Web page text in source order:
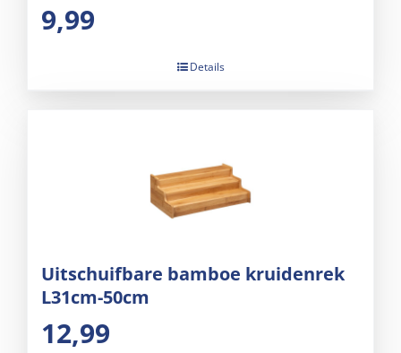
9,99
Details
Uitschuifbare bamboe kruidenrek
L31cm-50cm
12,99